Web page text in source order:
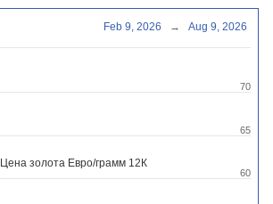
Цена золота Евро/грамм 12К
60
65
70
Feb 9, 2026 → Aug 9, 2026